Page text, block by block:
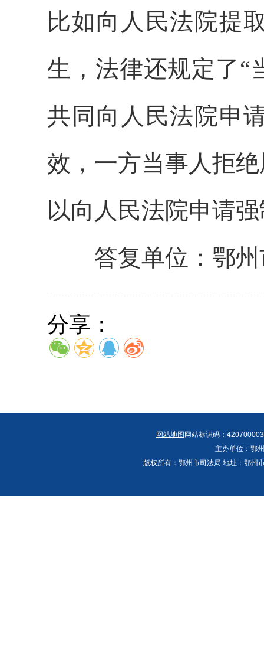
比如向人民法院提
生，法律还规定了 “
共同向人民法院申
效，一方当事人拒
以向人民法院申请
答复单位：鄂
分享：
网站地图 网站标识码：
主办单位：鄂
版权所有：鄂州市司法局 地址：鄂州